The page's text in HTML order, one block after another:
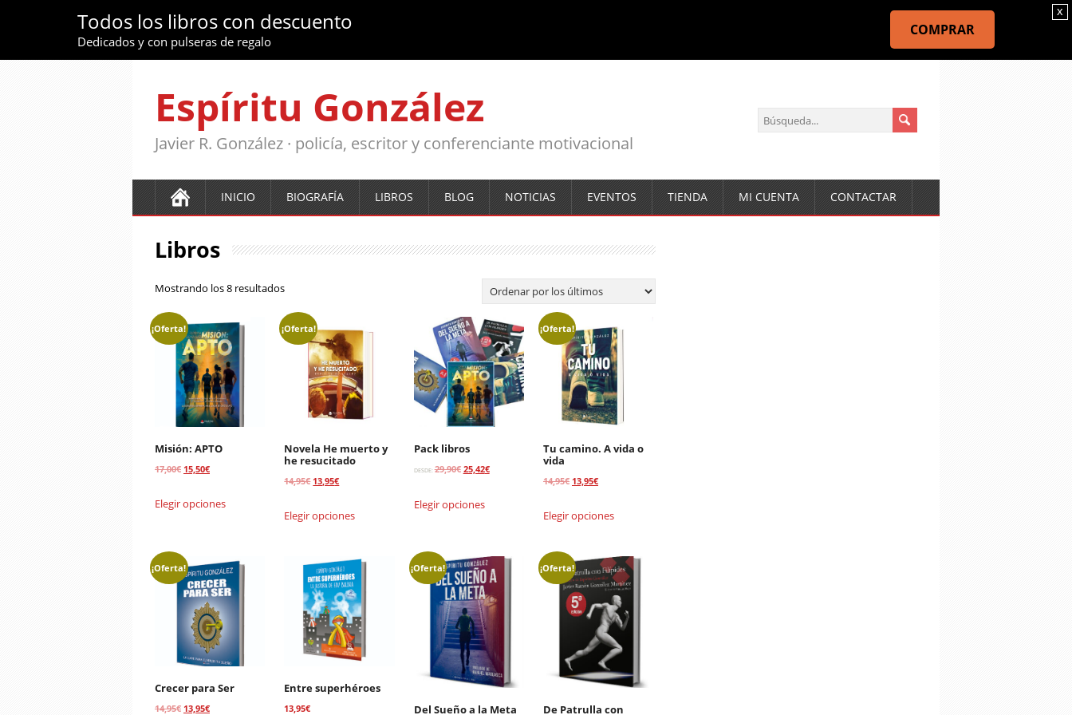
Espíritu González
Javier R. González · policía, escritor y conferenciante motivacional
INICIO BIOGRAFÍA LIBROS BLOG NOTICIAS EVENTOS TIENDA MI CUENTA CONTACTAR
Libros
Mostrando los 8 resultadosOrdenado
los
últimos
¡Oferta!
Misión: APTO
17,00€ El
original
15,50€El
actual
Elegir opciones
¡Oferta!
Novela He muerto y
he resucitado
14,95€ El
original
13,95€El
actual
13,95€.
Elegir opciones
Pack libros
DESDE:29,90€ El
original
25,42€El
Elegir opciones
¡Oferta!
Tu camino. A vida o
vida
14,95€ El
original
14,95€.
13,95€El
actual
13,95€.
Elegir opciones
¡Oferta!
Crecer para Ser
14,95€ El
13,95€El
Entre superhéroes
13,95€
¡Oferta!
Del Sueño a la Meta
¡Oferta!
De Patrulla con
Todos los libros con descuento
Dedicados y con pulseras de regalo
COMPRAR
x